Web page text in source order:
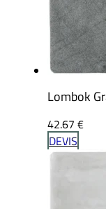
Lombok
42.67 €
DEVIS